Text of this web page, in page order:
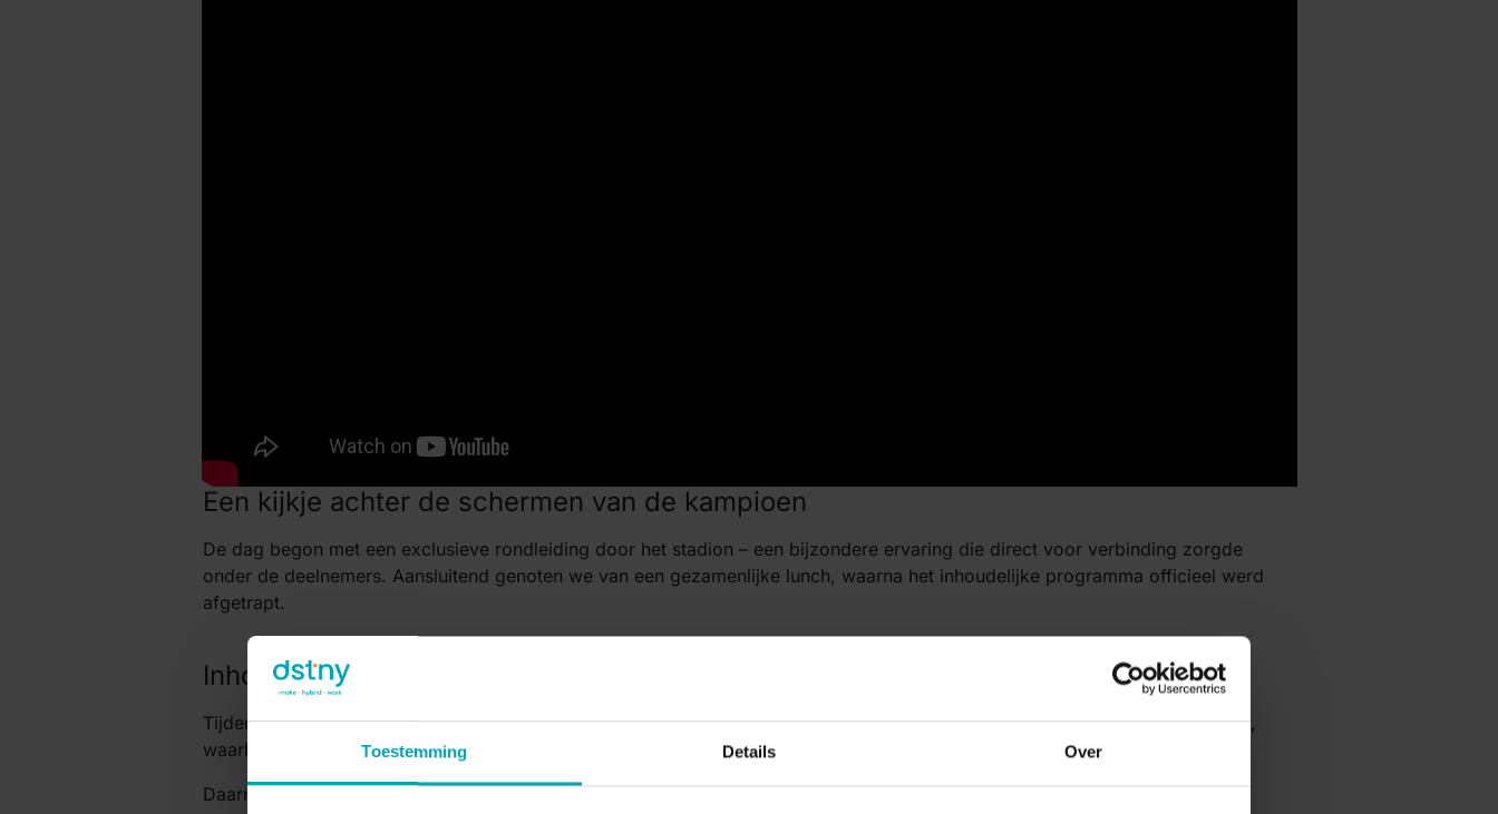
Toestemming Details Over
Een kijkje achter de schermen van de kampioen
De dag begon met een exclusieve rondleiding door het stadion – een bijzondere ervaring die direct voor verbinding zorgde
onder de deelnemers. Aansluitend genoten we van een gezamenlijke lunch, waarna het inhoudelijke programma officieel werd
afgetrapt.
Inhoudelijk programma
Tijdens de plenaire sessies trapte CEODaan De Weverde middag af met een inspirerende blik op de toekomst van telecom,
waarbij thema’s als kunstmatige intelligentie en de overgang naar orkestratie centraal stonden.
Daarna volgden twee interactieve breakoutrondes met keuze uit de volgende sessies: